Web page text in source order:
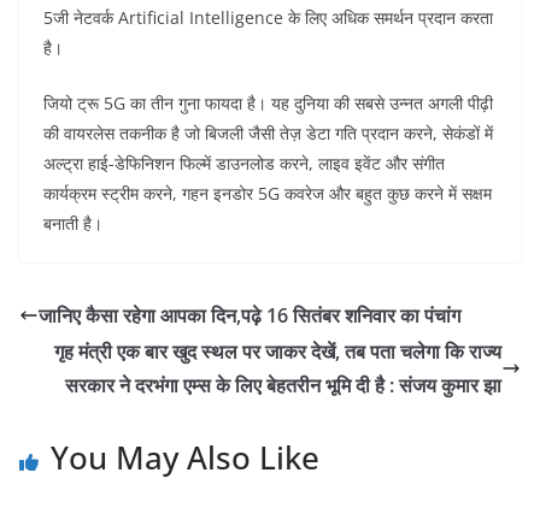
5जी नेटवर्क Artificial Intelligence के लिए अधिक समर्थन प्रदान करता
है।
जियो ट्रू 5G का तीन गुना फायदा है। यह दुनिया की सबसे उन्नत अगली पीढ़ी
की वायरलेस तकनीक है जो बिजली जैसी तेज़ डेटा गति प्रदान करने, सेकंडों में
अल्ट्रा हाई-डेफिनिशन फिल्में डाउनलोड करने, लाइव इवेंट और संगीत
कार्यक्रम स्ट्रीम करने, गहन इनडोर 5G कवरेज और बहुत कुछ करने में सक्षम
बनाती है।
जानिए कैसा रहेगा आपका दिन,पढ़े 16 सितंबर शनिवार का पंचांग
गृह मंत्री एक बार खुद स्थल पर जाकर देखें, तब पता चलेगा कि राज्य
सरकार ने दरभंगा एम्स के लिए बेहतरीन भूमि दी है : संजय कुमार झा
You May Also Like